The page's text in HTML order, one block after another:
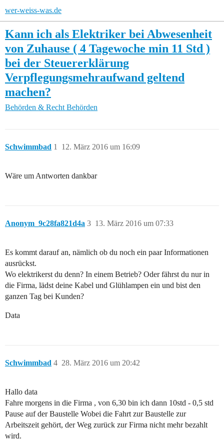
wer-weiss-was.de
Kann ich als Elektriker bei Abwesenheit
von Zuhause ( 4 Tagewoche min 11 Std )
bei der Steuererklärung
Verpflegungsmehraufwand geltend
machen?
Behörden & Recht Behörden
Schwimmbad 12. März 2016 um 16:09
1
Wäre um Antworten dankbar
Anonym_9c28fa821d4a 13. März 2016 um 07:33
3
Es kommt darauf an, nämlich ob du noch ein paar Informationen
ausrückst.
Wo elektrikerst du denn? In einem Betrieb? Oder fährst du nur in
die Firma, lädst deine Kabel und Glühlampen ein und bist den
ganzen Tag bei Kunden?
Data
Schwimmbad 28. März 2016 um 20:42
4
Hallo data
Fahre morgens in die Firma , von 6,30 bin ich dann 10std - 0,5 std
Pause auf der Baustelle Wobei die Fahrt zur Baustelle zur
Arbeitszeit gehört, der Weg zurück zur Firma nicht mehr bezahlt
wird.